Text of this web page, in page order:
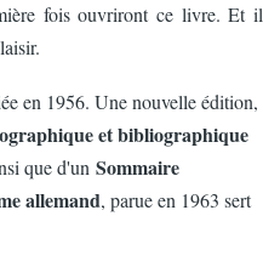
fois ouvriront ce livre. Et il
en 1956. Une nouvelle édition,
et bibliographique
que d'un Sommaire
allemand, parue en 1963 sert